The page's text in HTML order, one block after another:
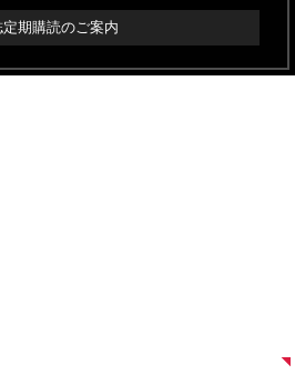
定期購読のご案内